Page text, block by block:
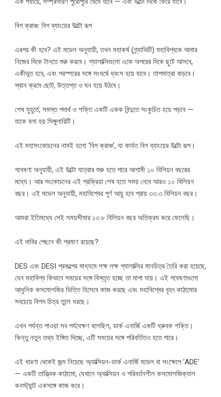
বিগ ক্রাঞ্চ: বিগ ব্যাংয়ের উল্টো রূপ
এরপর কী হবে? এই মডেল অনুযায়ী, তখন মহাকর্ষ (গ্র্যাভিটি) মহাবিশ্বকে আবার
নিজের দিকে টানতে শুরু করবে। গ্যালাক্সিগুলো একে অপরের দিকে ছুটে আসবে,
একীভূত হবে, এবং পরস্পরের সঙ্গে সংঘর্ষে ধ্বংস হয়ে যাবে। তাপমাত্রা বাড়বে।
স্থান ক্রমে ছোট, উত্তপ্ত ও ঘন হয়ে উঠবে।
শেষ মুহূর্তে, সমস্ত পদার্থ ও শক্তি একটি একক বিন্দুতে সংকুচিত হয়ে পড়বে —
যাকে বলা হয় সিঙ্গুলারিটি।
এই মহাসংকোচনের নামই হলো ‘বিগ ক্রাঞ্চ’, যা কার্যত বিগ ব্যাংয়ের উল্টো রূপ।
গবেষণা অনুযায়ী, এই উল্টো যাত্রার শুরু হতে পারে আগামী ১০ বিলিয়ন বছরের
মধ্যে। আর সংকোচনের এই প্রক্রিয়া শেষ হতে সময় নেবে আরও ১০ বিলিয়ন
বছর। এই মডেল অনুযায়ী, মহাবিশ্বের পূর্ণ আয়ু হবে প্রায় ৩৩.৩ বিলিয়ন বছর।
আমরা ইতিমধ্যে সেই সময়সীমার ১৩.৮ বিলিয়ন বছর অতিক্রম করে ফেলেছি।
এই দাবির পেছনে কী প্রমাণ রয়েছে?
DES এবং DESI প্রকল্পের মাধ্যমে লক্ষ লক্ষ গ্যালাক্সির মানচিত্র তৈরি করা হয়েছে,
যেন মহাবিশ্ব কিভাবে সময়ের সঙ্গে বিস্তৃত হচ্ছে তা মাপা যায়। এই গবেষণাগুলো
আধুনিক কসমোলজির ভিত্তি হিসেবে কাজ করছে এবং মহাবিশ্বের বৃহৎ কাঠামোর
সবচেয়ে বিশদ চিত্র তুলে ধরছে।
এখন পর্যন্ত পাওয়া সব পর্যবেক্ষণ বলেছিল, ডার্ক এনার্জি একটি ধ্রুবক শক্তি।
কিন্তু নতুন তথ্য ইঙ্গিত দিচ্ছে, এটি সময়ের সঙ্গে পরিবর্তিতও হতে পারে।
এই ধারণা থেকেই জন্ম নিয়েছে অ্যাক্সিয়ন-ডার্ক এনার্জি মডেল বা সংক্ষেপে ‘ADE’
— একটি তাত্ত্বিক কাঠামো, যেখানে অ্যাক্সিয়ন ও পরিবর্তনশীল কসমোলজিক্যাল
কনস্ট্যান্ট একসঙ্গে কাজ করে।